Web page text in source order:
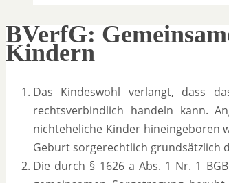
BVerfG:
Kindern
Das Kindeswohl verlangt, dass
rechtsverbindlich handeln kann.
nichteheliche Kinder hineingeboren
Geburt sorgerechtlich grundsätzlich
Die durch § 1626 a Abs. 1 Nr. 1